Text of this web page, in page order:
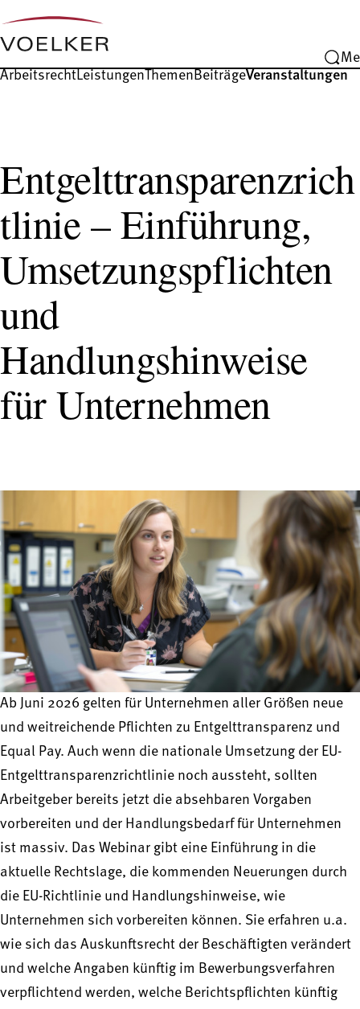
ArbeitsrechtLeistungenThemenBeiträgeVeranstaltungen
Entgelttransparenzrich
tlinie – Einführung,
Umsetzungspflichten
und
Handlungshinweise
für Unternehmen
Ab Juni 2026 gelten für Unternehmen aller Größen neue
und weitreichende Pflichten zu Entgelttransparenz und
Equal Pay. Auch wenn die nationale Umsetzung der EU-
Entgelttransparenzrichtlinie noch aussteht, sollten
Arbeitgeber bereits jetzt die absehbaren Vorgaben
vorbereiten und der Handlungsbedarf für Unternehmen
ist massiv. Das Webinar gibt eine Einführung in die
aktuelle Rechtslage, die kommenden Neuerungen durch
die EU-Richtlinie und Handlungshinweise, wie
Unternehmen sich vorbereiten können. Sie erfahren u.a.
wie sich das Auskunftsrecht der Beschäftigten verändert
und welche Angaben künftig im Bewerbungsverfahren
verpflichtend werden, welche Berichtspflichten künftig